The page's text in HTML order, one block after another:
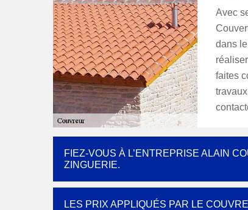
Avec
dans
faites
FIEZ-VOUS À L’ENTREPRISE ALAIN
ZINGUERIE.
LES PRIX APPLIQUÉS PAR LE